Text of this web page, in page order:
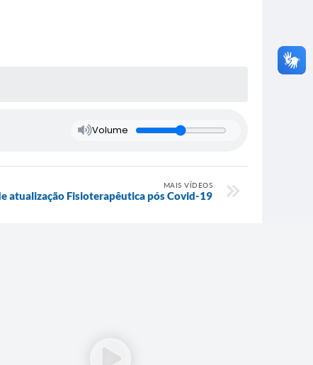
Volume
MAIS VÍDEOS
atualização Fisioterapêutica pós Covid-19